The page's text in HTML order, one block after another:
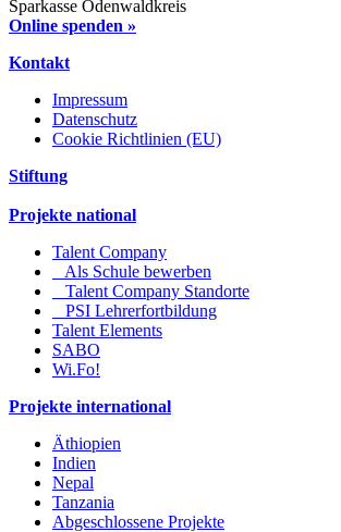
Sparkasse Odenwaldkreis
Online spenden »
Kontakt
Impressum
Datenschutz
Cookie Richtlinien (EU)
Stiftung
Projekte national
Talent Company
Als Schule bewerben
Talent Company Standorte
PSI Lehrerfortbildung
Talent Elements
SABO
Wi.Fo!
Projekte international
Äthiopien
Indien
Nepal
Tanzania
Abgeschlossene Projekte